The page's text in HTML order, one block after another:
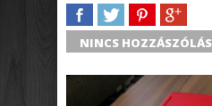
SHARETWEETSHARESHARE
NINCS HOZZÁSZÓLÁS